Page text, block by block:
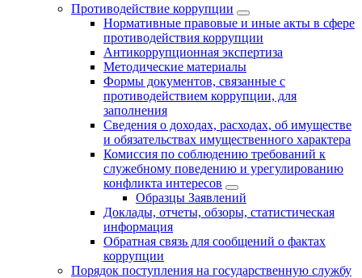
Противодействие коррупции
Нормативные правовые и иные акты в сфере
противодействия коррупции
Антикоррупционная экспертиза
Методические материалы
Формы документов, связанные с
противодействием коррупции, для
заполнения
Сведения о доходах, расходах, об имуществе
и обязательствах имущественного характера
Комиссия по соблюдению требований к
служебному поведению и урегулированию
конфликта интересов
Образцы Заявлений
Доклады, отчеты, обзоры, статистическая
информация
Обратная связь для сообщений о фактах
коррупции
Порядок поступления на государственную службу